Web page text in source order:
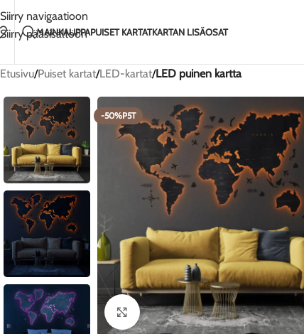
Siirry navigaatioon
Siirry pääsisältöön
Käsintehty rakkaudella Liettuassa
MAINKAUPPAPUISET KARTATKARTAN LISÄOSAT
Etusivu/Puiset kartat/LED-kartat/LED puinen kartta
-50%P5T
Klikkaa suurentaaksesi